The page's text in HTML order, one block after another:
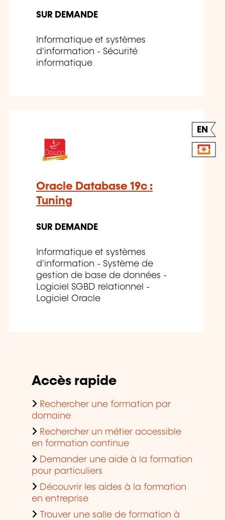
SUR DEMANDE
Informatique et systèmes
d'information - Sécurité
informatique
EN
Oracle Database 19c :
Tuning
SUR DEMANDE
Informatique et systèmes
d'information - Système de
gestion de base de données -
Logiciel SGBD relationnel -
Logiciel Oracle
Accès rapide
Rechercher une formation par
domaine
Rechercher un métier accessible
en formation continue
Demander une aide à la formation
pour particuliers
Découvrir les aides à la formation
en entreprise
Trouver une salle de formation à